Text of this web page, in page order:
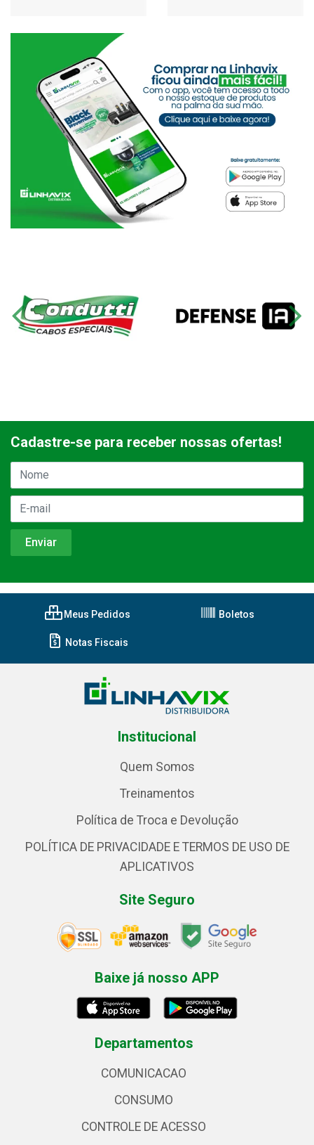
Cadastre-se para receber nossas ofertas!
Meus Pedidos Boletos
Notas Fiscais
Institucional
Quem Somos
Treinamentos
Política de Troca e Devolução
POLÍTICA DE PRIVACIDADE E TERMOS DE USO DE
APLICATIVOS
Site Seguro
Baixe já nosso APP
Departamentos
COMUNICACAO
CONSUMO
CONTROLE DE ACESSO